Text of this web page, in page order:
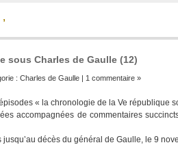
sous Charles de Gaulle (12)
: Charles de Gaulle | 1 commentaire »
« la chronologie de la Ve république
accompagnées de commentaires
décès du général de Gaulle, le 9